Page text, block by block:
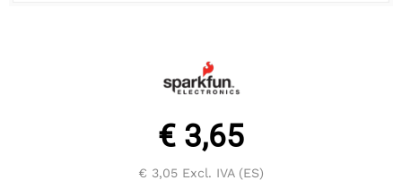
€ 3,65
€ 3,05 Excl. IVA (ES)